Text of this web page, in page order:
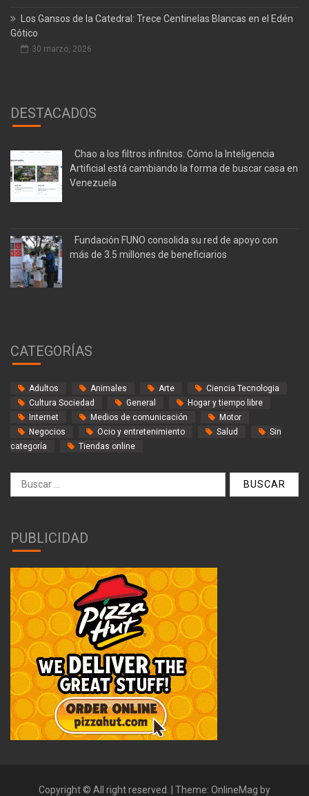
Los Gansos de la Catedral: Trece Centinelas Blancas en el Edén
Gótico
30 marzo, 2026
DESTACADOS
Chao a los filtros infinitos: Cómo la Inteligencia
Artificial está cambiando la forma de buscar casa en
Venezuela
Fundación FUNO consolida su red de apoyo con
más de 3.5 millones de beneficiarios
CATEGORÍAS
Adultos Animales Arte
Ciencia Tecnologia
Cultura Sociedad
General
Hogar y tiempo libre
Internet
Medios de comunicación
Motor
Negocios
Ocio y entretenimiento Salud
Sin
categoría
Tiendas online
Buscar:
PUBLICIDAD
Copyright © All right reserved. Theme: OnlineMag by